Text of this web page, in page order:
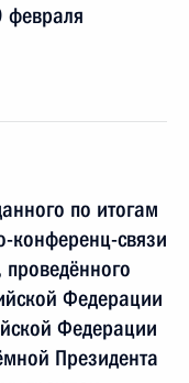
февраля
по итогам
конференц-связи
Федерации
Федерации
Президента